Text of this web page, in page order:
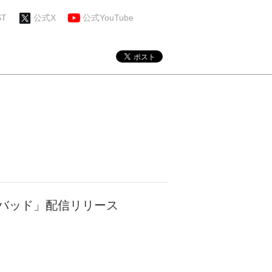
公式X 公式YouTube
ッド」配信リリース